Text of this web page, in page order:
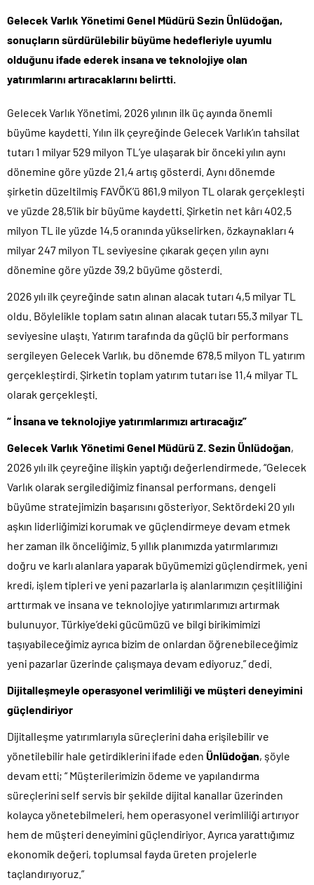
Gelecek Varlık Yönetimi Genel Müdürü Sezin Ünlüdoğan,
sonuçların sürdürülebilir büyüme hedefleriyle uyumlu
olduğunu ifade ederek insana ve teknolojiye olan
yatırımlarını artıracaklarını belirtti.
Gelecek Varlık Yönetimi, 2026 yılının ilk üç ayında önemli
büyüme kaydetti. Yılın ilk çeyreğinde Gelecek Varlık’ın tahsilat
tutarı 1 milyar 529 milyon TL’ye ulaşarak bir önceki yılın aynı
dönemine göre yüzde 21,4 artış gösterdi. Aynı dönemde
şirketin düzeltilmiş FAVÖK’ü 861,9 milyon TL olarak gerçekleşti
ve yüzde 28,5’lik bir büyüme kaydetti. Şirketin net kârı 402,5
milyon TL ile yüzde 14,5 oranında yükselirken, özkaynakları 4
milyar 247 milyon TL seviyesine çıkarak geçen yılın aynı
dönemine göre yüzde 39,2 büyüme gösterdi.
2026 yılı ilk çeyreğinde satın alınan alacak tutarı 4,5 milyar TL
oldu. Böylelikle toplam satın alınan alacak tutarı 55,3 milyar TL
seviyesine ulaştı. Yatırım tarafında da güçlü bir performans
sergileyen Gelecek Varlık, bu dönemde 678,5 milyon TL yatırım
gerçekleştirdi. Şirketin toplam yatırım tutarı ise 11,4 milyar TL
olarak gerçekleşti.
“ İnsana ve teknolojiye yatırımlarımızı artıracağız”
Gelecek Varlık Yönetimi Genel Müdürü Z. Sezin Ünlüdoğan,
2026 yılı ilk çeyreğine ilişkin yaptığı değerlendirmede, “Gelecek
Varlık olarak sergilediğimiz finansal performans, dengeli
büyüme stratejimizin başarısını gösteriyor. Sektördeki 20 yılı
aşkın liderliğimizi korumak ve güçlendirmeye devam etmek
her zaman ilk önceliğimiz. 5 yıllık planımızda yatırmlarımızı
doğru ve karlı alanlara yaparak büyümemizi güçlendirmek, yeni
kredi, işlem tipleri ve yeni pazarlarla iş alanlarımızın çeşitliliğini
arttırmak ve insana ve teknolojiye yatırımlarımızı artırmak
bulunuyor. Türkiye’deki gücümüzü ve bilgi birikimimizi
taşıyabileceğimiz ayrıca bizim de onlardan öğrenebileceğimiz
yeni pazarlar üzerinde çalışmaya devam ediyoruz.” dedi.
Dijitalleşmeyle operasyonel verimliliği ve müşteri deneyimini
güçlendiriyor
Dijitalleşme yatırımlarıyla süreçlerini daha erişilebilir ve
yönetilebilir hale getirdiklerini ifade eden Ünlüdoğan, şöyle
devam etti; “ Müşterilerimizin ödeme ve yapılandırma
süreçlerini self servis bir şekilde dijital kanallar üzerinden
kolayca yönetebilmeleri, hem operasyonel verimliliği artırıyor
hem de müşteri deneyimini güçlendiriyor. Ayrıca yarattığımız
ekonomik değeri, toplumsal fayda üreten projelerle
taçlandırıyoruz.”